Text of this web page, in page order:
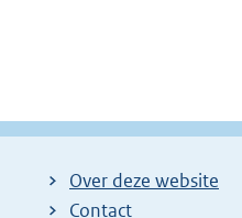
Over deze website
Contact